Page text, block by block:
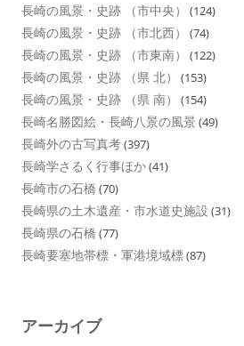
長崎の風景・史跡 （市中央） (124)
長崎の風景・史跡 （市北西） (74)
長崎の風景・史跡 （市東南） (122)
長崎の風景・史跡 （県 北） (153)
長崎の風景・史跡 （県 南） (154)
長崎名勝図絵・長崎八景の風景 (49)
長崎外の古写真考(397)
長崎学さるく行事ほか(41)
長崎市の石橋 (70)
長崎県の土木遺産・市水道史施設 (31)
長崎県の石橋 (77)
長崎要塞地帯標・軍港境域標(87)
アーカイブ